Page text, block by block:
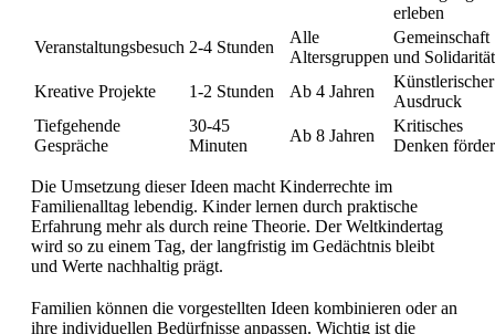
erleben
Veranstaltungsbesuch 2-4 Stunden
Alle
Altersgruppen
Gemeinschaft
und Solidarität
Kreative Projekte
1-2 Stunden Ab 4 Jahren
Künstlerischer
Ausdruck
Tiefgehende
Gespräche
30-45
Minuten
Ab 8 Jahren
Kritisches
Denken
Die Umsetzung dieser Ideen macht Kinderrechte im
Familienalltag lebendig. Kinder lernen durch praktische
Erfahrung mehr als durch reine Theorie. Der Weltkindertag
wird so zu einem Tag, der langfristig im Gedächtnis bleibt
und Werte nachhaltig prägt.
Familien können die vorgestellten Ideen kombinieren oder an
ihre individuellen Bedürfnisse anpassen. Wichtig ist die